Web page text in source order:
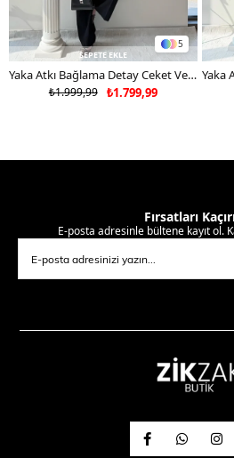
5
SEPETE EKLE
Yaka Atkı Bağlama Detay Ceket Ve Pantolonlu Double Kumaş İkili Takım Siyah 2117
₺1.799,99
₺1.999,99
Fırsatları
E-posta adresinle bültene kayıt ol.